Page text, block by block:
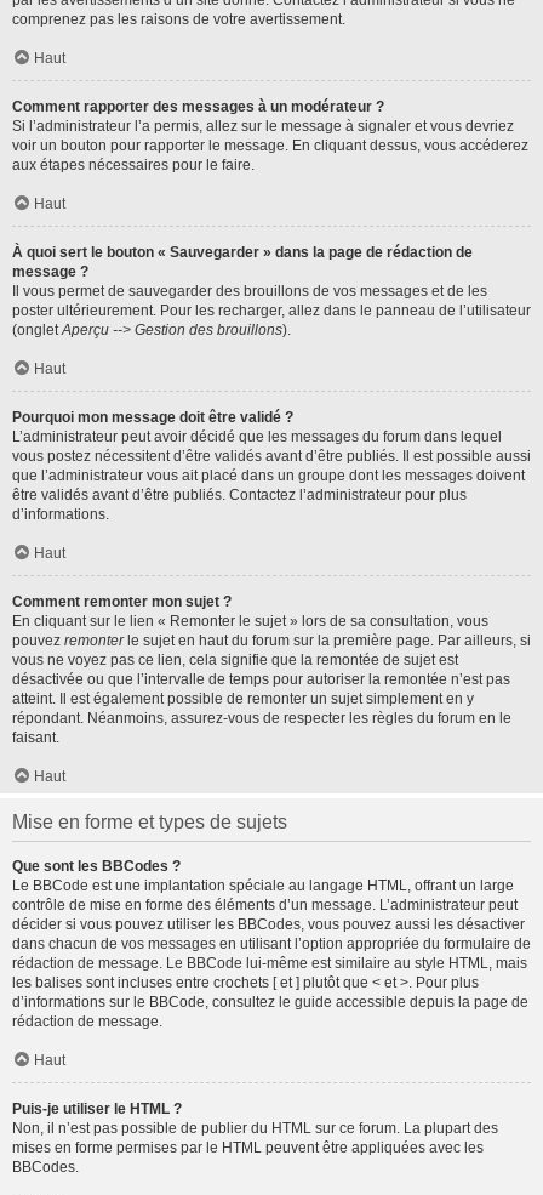
comprenez pas les raisons de votre avertissement.
Haut
Comment rapporter des messages à un modérateur ?
Si l’administrateur l’a permis, allez sur le message à signaler et vous devriez
voir un bouton pour rapporter le message. En cliquant dessus, vous accéderez
aux étapes nécessaires pour le faire.
Haut
À quoi sert le bouton « Sauvegarder » dans la page de rédaction de
message ?
Il vous permet de sauvegarder des brouillons de vos messages et de les
poster ultérieurement. Pour les recharger, allez dans le panneau de l’utilisateur
(ongletAperçu --> Gestion des brouillons).
Haut
Pourquoi mon message doit être validé ?
L’administrateur peut avoir décidé que les messages du forum dans lequel
vous postez nécessitent d’être validés avant d’être publiés. Il est possible aussi
que l’administrateur vous ait placé dans un groupe dont les messages doivent
être validés avant d’être publiés. Contactez l’administrateur pour plus
d’informations.
Haut
Comment remonter mon sujet ?
En cliquant sur le lien « Remonter le sujet » lors de sa consultation, vous
pouvez remonterle sujet en haut du forum sur la première page. Par ailleurs, si
vous ne voyez pas ce lien, cela signifie que la remontée de sujet est
désactivée ou que l’intervalle de temps pour autoriser la remontée n’est pas
atteint. Il est également possible de remonter un sujet simplement en y
répondant. Néanmoins, assurez-vous de respecter les règles du forum en le
faisant.
Haut
Mise en forme et types de sujets
Que sont les BBCodes ?
Le BBCode est une implantation spéciale au langage HTML, offrant un large
contrôle de mise en forme des éléments d’un message. L’administrateur peut
décider si vous pouvez utiliser les BBCodes, vous pouvez aussi les désactiver
dans chacun de vos messages en utilisant l’option appropriée du formulaire de
rédaction de message. Le BBCode lui-même est similaire au style HTML, mais
les balises sont incluses entre crochets [ et ] plutôt que < et >. Pour plus
d’informations sur le BBCode, consultez le guide accessible depuis la page de
rédaction de message.
Haut
Puis-je utiliser le HTML ?
Non, il n’est pas possible de publier du HTML sur ce forum. La plupart des
mises en forme permises par le HTML peuvent être appliquées avec les
BBCodes.